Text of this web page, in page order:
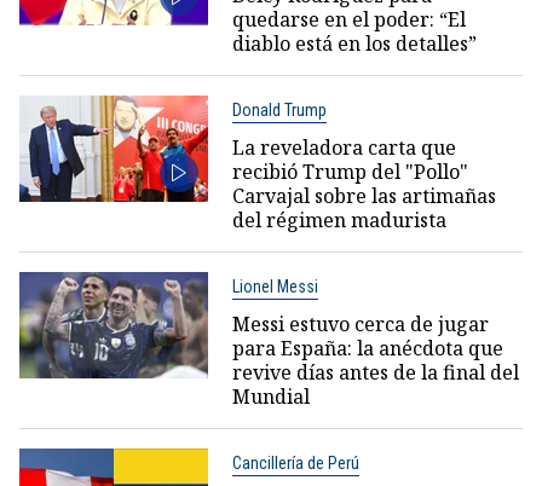
quedarse en el poder: “El
diablo está en los detalles”
Donald Trump
La reveladora carta que
recibió Trump del "Pollo"
Carvajal sobre las artimañas
del régimen madurista
Lionel Messi
Messi estuvo cerca de jugar
para España: la anécdota que
revive días antes de la final del
Mundial
Cancillería de Perú